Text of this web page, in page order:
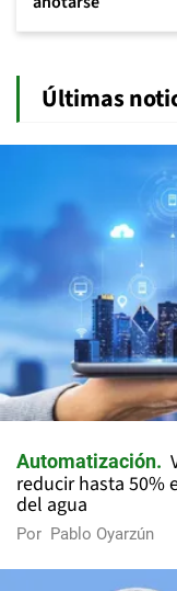
Últimas
Automatización
reducir hasta 50%
del agua
Por Pablo Oyarzún